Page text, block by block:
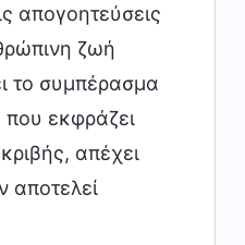
απογοητεύσεις
ζωή
το συμπέρασμα
εκφράζει
απέχει
αποτελεί